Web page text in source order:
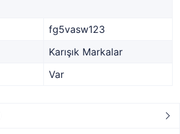
fg5vasw123
Karışık Markalar
Var